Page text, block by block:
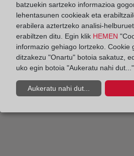
El club de lectura del Colegio de
Sesión de abril: El regreso del
West.
batzuekin sartzeko informazioa
lehentasunen cookieak eta
erabilera aztertzeko analisi-
erabiltzen ditu. Egin klik HEMEN
informazio gehiago lortzeko. Cookie
ditzakezu "Onartu" botoia sakatuz,
uko egin botoia "Aukeratu nahi
Aukeratu nahi dut...